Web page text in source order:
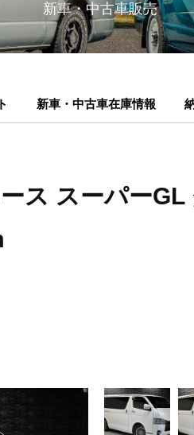
新車・中古車販売
新車・中古車在庫情報
ス スーパー